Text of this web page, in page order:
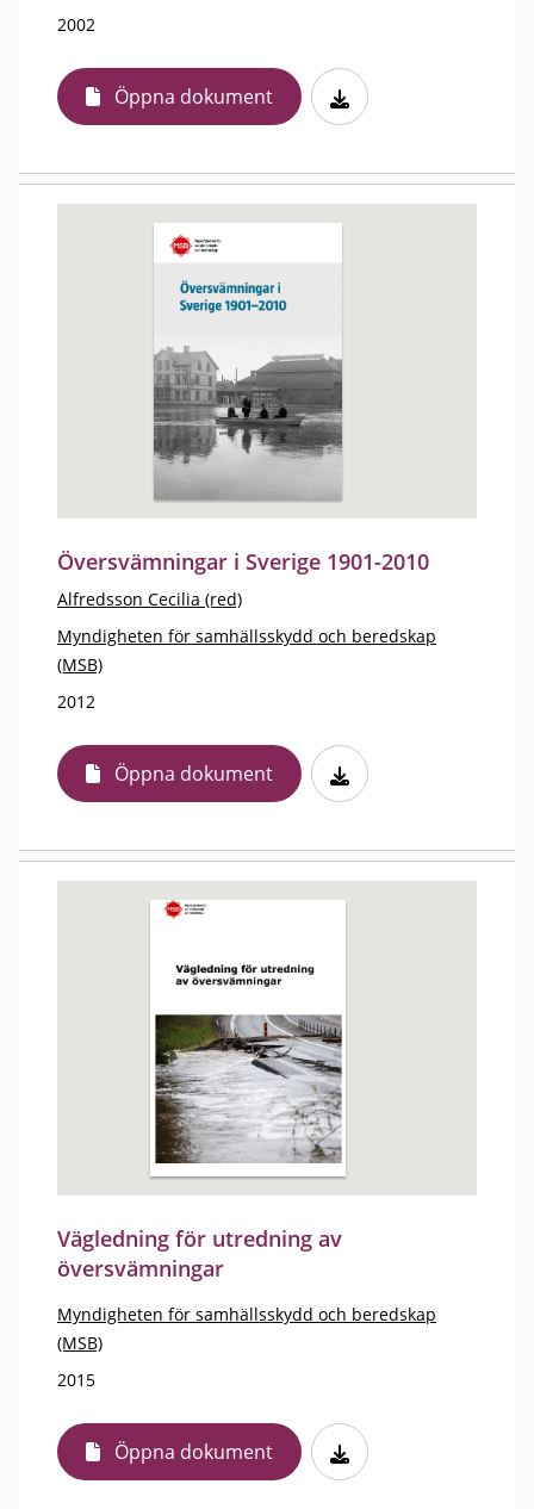
2002
Öppna dokument
Översvämningar i Sverige 1901-2010
Alfredsson Cecilia (red)
Myndigheten för samhällsskydd och beredskap
(MSB)
2012
Öppna dokument
Vägledning för utredning av
översvämningar
Myndigheten för samhällsskydd och beredskap
(MSB)
2015
Öppna dokument